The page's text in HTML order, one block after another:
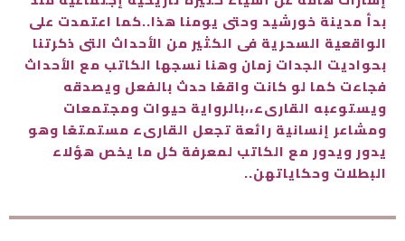
بدأ مدينة خورشيد وحتى يومنا هذا..كما اعتمدت على
الواقعية السحرية في الكثير من الأحداث التي ذكرتنا
بحواديت الجدات زمان وهنا نسجها الكاتب مع الأحداث
فجاءت كما لو كانت واقعًا حدث بالفعل ويصدقه
ويستوعبه القارىء،،بالرواية حيوات ومجتمعات
ومشاعر إنسانية رائعة تجعل القارىء مستمتعًا وهو
يدور ويدور مع الكاتب لمعرفة كل ما يخص هؤلاء
البطلات وحكاياتهن..